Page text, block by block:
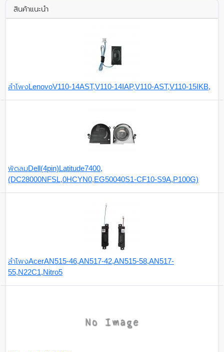
สินค้าแนะนำ
ลำโพงLenovoV110-14AST,V110-14IAP,V110-AST,V110-15IKB,
พัดลมDell(4pin)Latitude7400,
(DC28000NFSL,0HCYN0,EG50040S1-CF10-S9A,P100G)
ลำโพงAcerAN515-46,AN517-42,AN515-58,AN517-
55,N22C1,Nitro5